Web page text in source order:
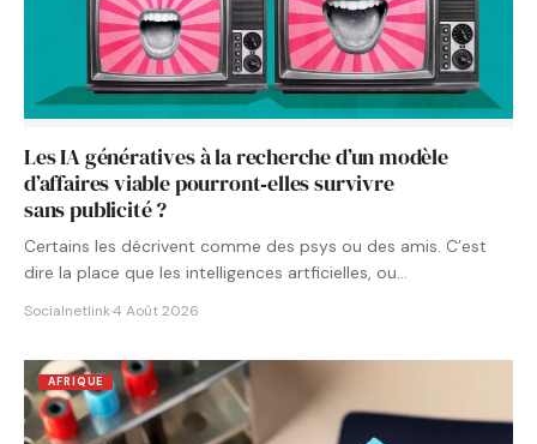
Les IA génératives à la recherche d’un modèle
d’affaires viable pourront‑elles survivre
sans publicité ?
Certains les décrivent comme des psys ou des amis. C’est
dire la place que les intelligences artficielles, ou…
Socialnetlink·4 Août 2026
AFRIQUE